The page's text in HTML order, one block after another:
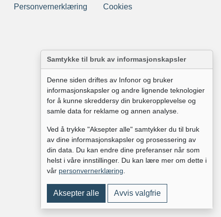
Personvernerklæring Cookies
Samtykke til bruk av informasjonskapsler
Denne siden driftes av Infonor og bruker
informasjonskapsler og andre lignende teknologier
for å kunne skreddersy din brukeropplevelse og
samle data for reklame og annen analyse.
Ved å trykke "Aksepter alle" samtykker du til bruk
av dine informasjonskapsler og prosessering av
din data. Du kan endre dine preferanser når som
helst i våre innstillinger. Du kan lære mer om dette i
vår personvernerklæring
Aksepter alle Avvis valgfrie